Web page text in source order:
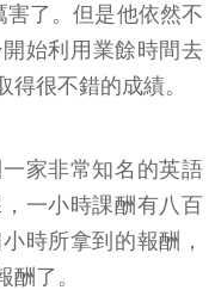
害了。但是他依然不
始利用業餘時間去
很不錯的成績。
家非常知名的英語
一小時課酬有八百
時所拿到的報酬，
了。